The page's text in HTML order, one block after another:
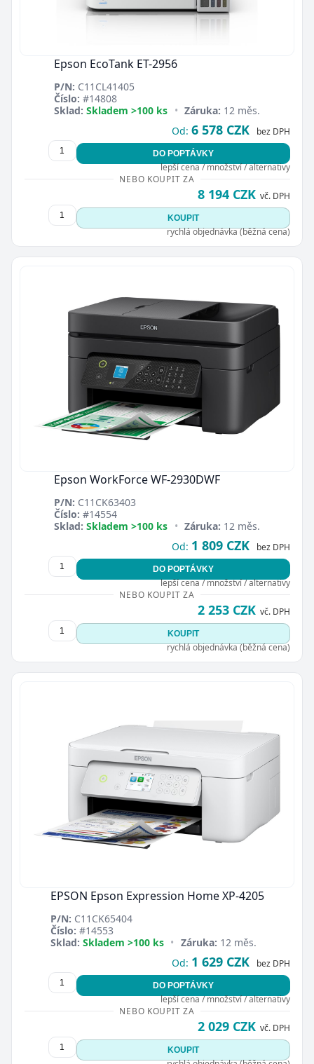
Epson EcoTank ET-2956
P/N: C11CL41405
Číslo: #14808
Sklad: Skladem >100 ks • Záruka: 12 měs.
Od: 6 578 CZK bez DPH
DO POPTÁVKY
lepší cena / množství / alternativy
NEBO KOUPIT ZA
8 194 CZK vč. DPH
KOUPIT
rychlá objednávka (běžná cena)
Epson WorkForce WF-2930DWF
P/N: C11CK63403
Číslo: #14554
Sklad: Skladem >100 ks • Záruka: 12 měs.
Od: 1 809 CZK bez DPH
DO POPTÁVKY
lepší cena / množství / alternativy
NEBO KOUPIT ZA
2 253 CZK vč. DPH
KOUPIT
rychlá objednávka (běžná cena)
EPSON Epson Expression Home XP-4205
P/N: C11CK65404
Číslo: #14553
Sklad: Skladem >100 ks • Záruka: 12 měs.
Od: 1 629 CZK bez DPH
DO POPTÁVKY
lepší cena / množství / alternativy
NEBO KOUPIT ZA
2 029 CZK vč. DPH
KOUPIT